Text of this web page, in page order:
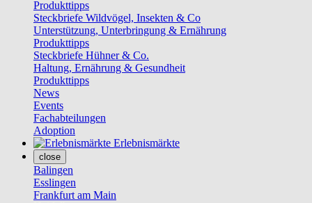
Produkttipps
Steckbriefe Wildvögel, Insekten & Co
Unterstützung, Unterbringung & Ernährung
Produkttipps
Steckbriefe Hühner & Co.
Haltung, Ernährung & Gesundheit
Produkttipps
News
Events
Fachabteilungen
Adoption
Erlebnismärkte
close
Balingen
Esslingen
Frankfurt am Main